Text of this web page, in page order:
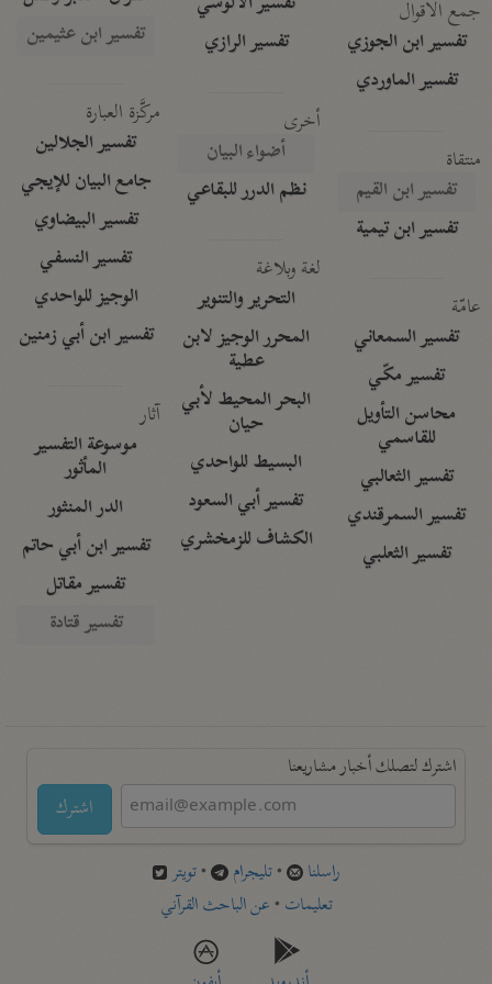
جمع الأقوال
تفسير ابن الجوزي
تفسير الماوردي
منتقاة
تفسير ابن القيم
تفسير ابن تيمية
عامّة
تفسير السمعاني
تفسير مكّي
محاسن التأويل
للقاسمي
تفسير الثعالبي
تفسير السمرقندي
تفسير الثعلبي
تفسير الرازي
أخرى
أضواء البيان
نظم الدرر للبقاعي
لغة وبلاغة
التحرير والتنوير
المحرر الوجيز لابن
عطية
البحر المحيط لأبي
حيان
البسيط للواحدي
تفسير أبي السعود
الكشاف للزمخشري
تفسير ابن عثيمين
مركَّزة العبارة
تفسير الجلالين
جامع البيان للإيجي
تفسير البيضاوي
تفسير النسفي
الوجيز للواحدي
تفسير ابن أبي زمنين
آثار
موسوعة التفسير
المأثور
الدر المنثور
تفسير ابن أبي حاتم
تفسير مقاتل
تفسير قتادة
اشترك لتصلك أخبار مشاريعنا
اشترك
راسلنا •تليجرام •تويتر
تعليمات •عن الباحث القرآني